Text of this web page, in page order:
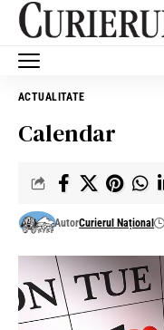
ACTUALITATE
Calendar
AutorCurierul Național